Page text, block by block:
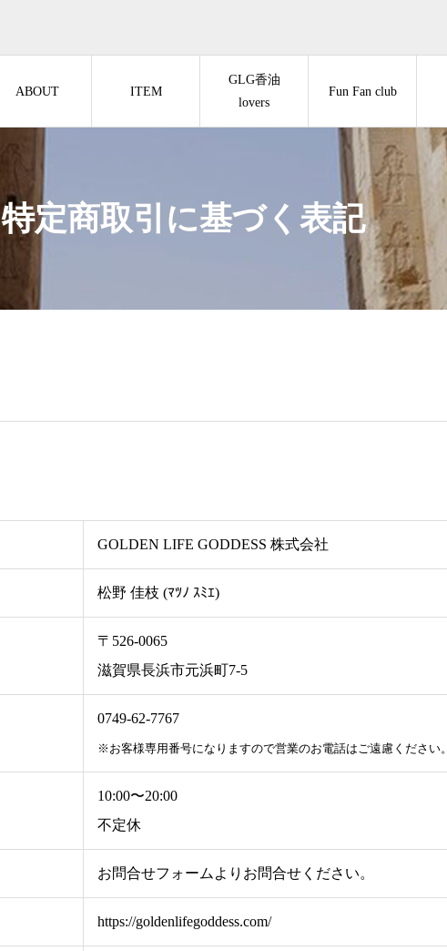
ABOUT ITEM
GLG香油
lovers
Fun Fan club
特定商取引に基づく表記
GOLDEN LIFE GODDESS 株式会社
松野 佳枝 (ﾏﾂﾉ ｽﾐｴ)
〒526-0065
滋賀県長浜市元浜町7-5
0749-62-7767
※お客様専用番号になりますので営業のお電話はご遠慮ください。
10:00〜20:00
不定休
お問合せフォームよりお問合せください。
https://goldenlifegoddess.com/